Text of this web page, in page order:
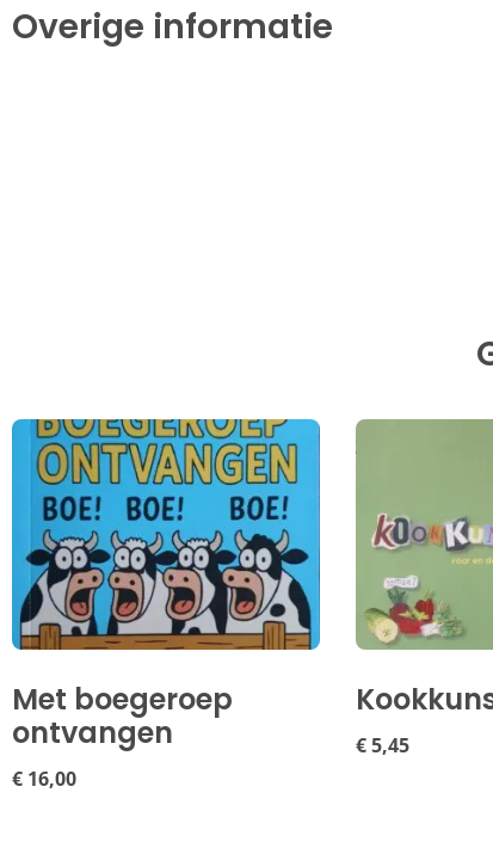
Overige informatie
Met boegeroep
ontvangen
€ 16,00
€5,45